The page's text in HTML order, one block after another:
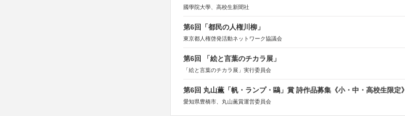
國學院大學、高校生新聞社
第6回「都民の人権川柳」
東京都人権啓発活動ネットワーク協議会
第6回 「絵と言葉のチカラ展」
「絵と言葉のチカラ展」実行委員会
第6回 丸山薫「帆・ランプ・鷗」賞 詩作品募集《小・中・高校生限定》
愛知県豊橋市、丸山薫賞運営委員会